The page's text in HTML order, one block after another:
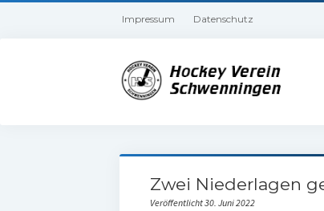
Impressum Datenschutz
Zwei Niederlagen
Veröffentlicht 30. Juni 2022